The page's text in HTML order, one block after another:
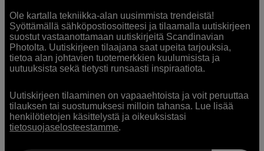
Ole kartalla tekniikka-alan uusimmista trendeistä!
Syöttämällä sähköpostiosoitteesi ja tilaamalla uutiskirjeen
suostut vastaanottamaan uutiskirjeitä Scandinavian
Photolta. Uutiskirjeen tilaajana saat upeita tarjouksia,
tietoa alan johtavien tuotemerkkien kuulumisista ja
uutuuksista sekä tietysti runsaasti inspiraatiota.
Uutiskirjeen tilaaminen on vapaaehtoista ja voit peruuttaa
tilauksen tai suostumuksesi milloin tahansa. Lue lisää
henkilötietojen käsittelystä ja oikeuksistasi
tietosuojaselosteestamme.